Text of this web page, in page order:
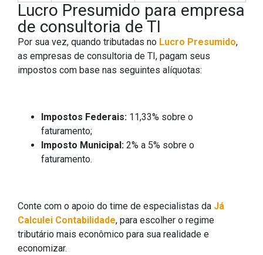
Lucro Presumido para empresa
de consultoria de TI
Por sua vez, quando tributadas no Lucro Presumido,
as empresas de consultoria de TI, pagam seus
impostos com base nas seguintes alíquotas:
Impostos Federais: 11,33% sobre o
faturamento;
Imposto Municipal: 2% a 5% sobre o
faturamento.
Conte com o apoio do time de especialistas da Já
Calculei Contabilidade, para escolher o regime
tributário mais econômico para sua realidade e
economizar.